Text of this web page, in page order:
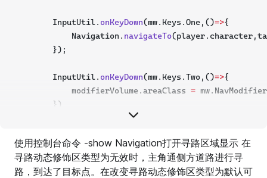
        InputUtil.
onKeyDown(mw.Keys.One,()=>{
            Navigation.
navigateTo
        });
        InputUtil.
onKeyDown(mw.Keys.Two,()=>{
            modifierVolume.areaClass
=
        })
使用控制台命令 -show Navigation打开寻路区域显示 在
寻路动态修饰区类型为无效时，主角通侧方道路进行寻
路，到达了目标点。在改变寻路动态修饰区类型为默认可